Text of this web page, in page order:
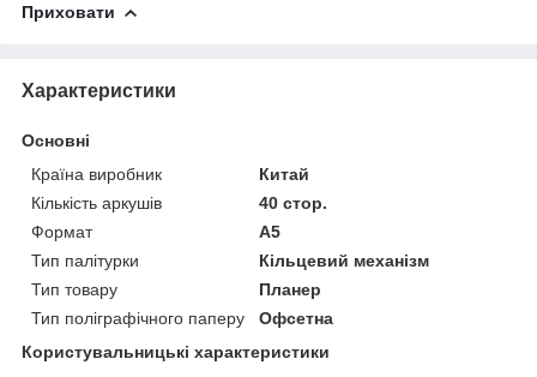
Приховати
Характеристики
Основні
Країна виробник
Китай
Кількість аркушів
40 стор.
Формат
A5
Тип палітурки
Кільцевий механізм
Тип товару
Планер
Тип поліграфічного паперу
Офсетна
Користувальницькі характеристики